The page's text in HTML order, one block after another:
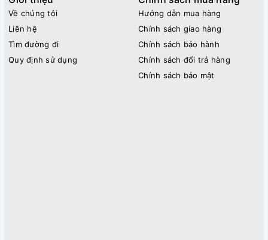
Về chúng tôi
Liên hệ
Tìm đường đi
Quy định sử dụng
Hướng dẫn mua hàng
Chính sách giao hàng
Chính sách bảo hành
Chính sách đổi trả hàng
Chính sách bảo mật